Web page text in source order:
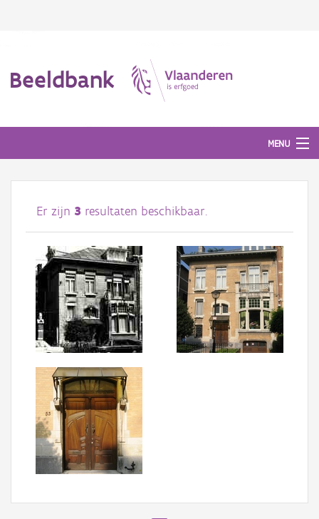
Beeldbank
MENU
Afbeeldingen
#BeeldIndeKijker
Hergebruik
Over ons
Aanmelden
Er zijn 3 resultaten beschikbaar.